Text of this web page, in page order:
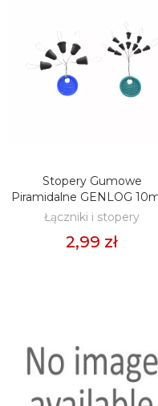
DODAJ DO KOSZYKA
Stopery Gumowe
Piramidalne GENLOG
Łączniki i stopery
2,99 zł